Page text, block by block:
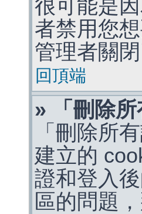
很可能是
者禁用您
管理者關
回頂端
» 「刪除
「刪除所
建立的
證和登入
區的問題